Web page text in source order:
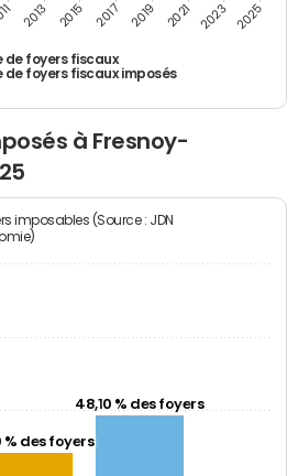
de foyers fiscaux
de foyers fiscaux imposés
2013 2015 2017 2019 2021 2023 2025
à Fresnoy-
imposables (Source : JDN
% des foyers
48,10 % des foyers